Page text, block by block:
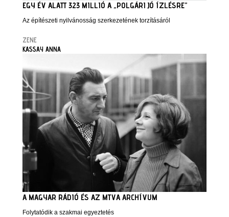
EGY ÉV ALATT 323 MILLIÓ A „POLGÁRI JÓ ÍZLÉSRE”
Az építészeti nyilvánosság szerkezetének torzításáról
ZENE
KASSAY ANNA
A MAGYAR RÁDIÓ ÉS AZ MTVA ARCHÍVUM
Folytatódik a szakmai egyeztetés